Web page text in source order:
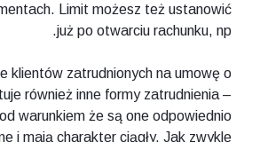
Limit możesz też ustanowić
już po otwarciu rachunku, np.
klientów zatrudnionych na umowę o
również inne formy zatrudnienia –
warunkiem że są one odpowiednio
i mają charakter ciągły. Jak zwykle